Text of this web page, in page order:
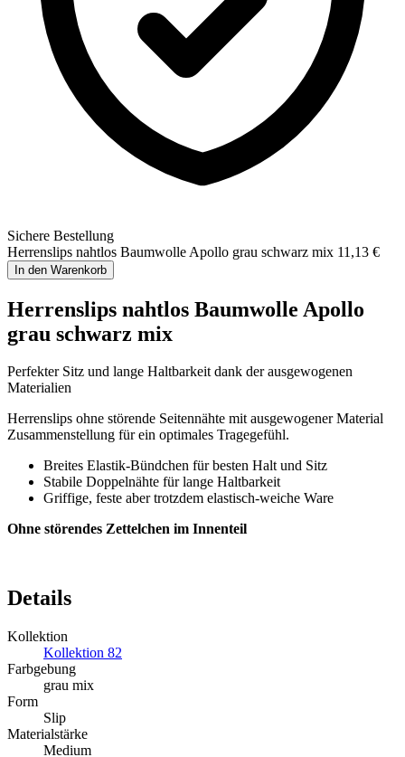
Sichere Bestellung
Herrenslips nahtlos Baumwolle Apollo grau schwarz mix 11,13 €
In den Warenkorb
Herrenslips nahtlos Baumwolle Apollo
grau schwarz mix
Perfekter Sitz und lange Haltbarkeit dank der ausgewogenen
Materialien
Herrenslips ohne störende Seitennähte mit ausgewogener Material
Zusammenstellung für ein optimales Tragegefühl.
Breites Elastik-Bündchen für besten Halt und Sitz
Stabile Doppelnähte für lange Haltbarkeit
Griffige, feste aber trotzdem elastisch-weiche Ware
Ohne störendes Zettelchen im Innenteil
Details
Kollektion
Kollektion 82
Farbgebung
grau mix
Form
Slip
Materialstärke
Medium